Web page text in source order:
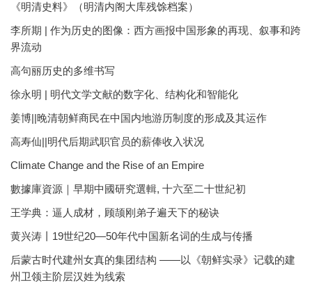
《明清史料》（明清内阁大库残馀档案）
李所期 | 作为历史的图像：西方画报中国形象的再现、叙事和跨
界流动
高句丽历史的多维书写
徐永明 | 明代文学文献的数字化、结构化和智能化
姜博||晚清朝鲜商民在中国内地游历制度的形成及其运作
高寿仙||明代后期武职官员的薪俸收入状况
Climate Change and the Rise of an Empire
數據庫資源｜早期中國研究選輯, 十六至二十世紀初
王学典：逼人成材，顾颉刚弟子遍天下的秘诀
黄兴涛丨19世纪20—50年代中国新名词的生成与传播
后蒙古时代建州女真的集团结构 ——以《朝鲜实录》记载的建
州卫领主阶层汉姓为线索